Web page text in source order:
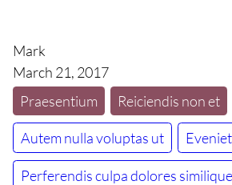
Mark
March 21, 2017
Praesentium
Reiciendis non et
Autem nulla voluptas ut
Perferendis culpa dolores similique